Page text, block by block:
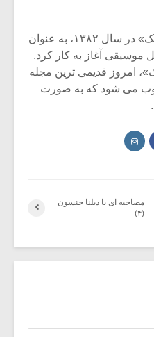
مجله آنلاین «گفتگوی هارمونیک» در سال ۱۳۸۲، به عنوان
موسیقی آغاز به کار کرد.
امروز قدیمی ترین مجله
می شود که به صورت
مصاحبه ای با دیلنا جنسون
(۴)